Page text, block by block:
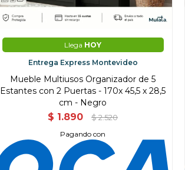
Llega HOY
Entrega Express Montevideo
Mueble Multiusos Organizador de 5
Estantes con 2 Puertas - 170x 45,5 x 28,5
cm - Negro
$ 1.890 $ 2.520
Pagando con